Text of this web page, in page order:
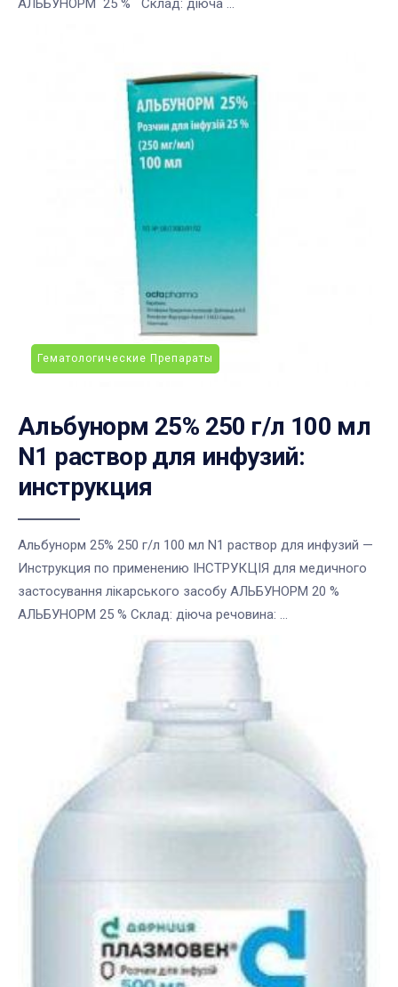
АЛЬБУНОРМ 25 % Склад: діюча ...
Гематологические Препараты
Альбунорм 25% 250 г/л 100 мл
N1 раствор для инфузий:
инструкция
Альбунорм 25% 250 г/л 100 мл N1 раствор для инфузий —
Инструкция по применению ІНСТРУКЦІЯ для медичного
застосування лікарського засобу АЛЬБУНОРМ 20 %
АЛЬБУНОРМ 25 % Склад: діюча речовина: ...